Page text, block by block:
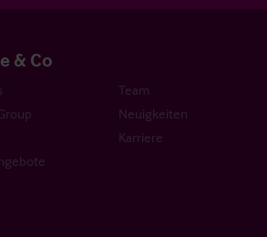
& Co
Team
Neuigkeiten
Karriere